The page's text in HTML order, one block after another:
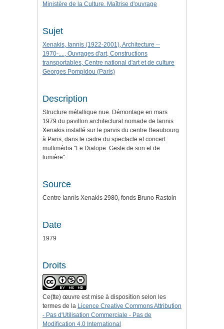
Ministère de la Culture. Maîtrise d'ouvrage
Sujet
Xenakis, Iannis (1922-2001), Architecture --
1970-...., Ouvrages d'art, Constructions
transportables, Centre national d'art et de culture
Georges Pompidou (Paris)
Description
Structure métallique nue. Démontage en mars
1979 du pavillon architectural nomade de Iannis
Xenakis installé sur le parvis du centre Beaubourg
à Paris, dans le cadre du spectacle et concert
multimédia "Le Diatope. Geste de son et de
lumière".
Source
Centre Iannis Xenakis 2980, fonds Bruno Rastoin
Date
1979
Droits
Ce(tte) œuvre est mise à disposition selon les
termes de la Licence Creative Commons Attribution
- Pas d'Utilisation Commerciale - Pas de
Modification 4.0 International